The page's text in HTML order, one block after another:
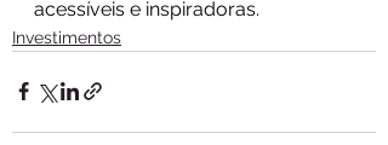
acessíveis e inspiradoras.
Investimentos